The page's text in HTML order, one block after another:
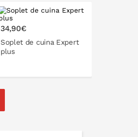
34,90€
Soplet de cuina Expert
plus